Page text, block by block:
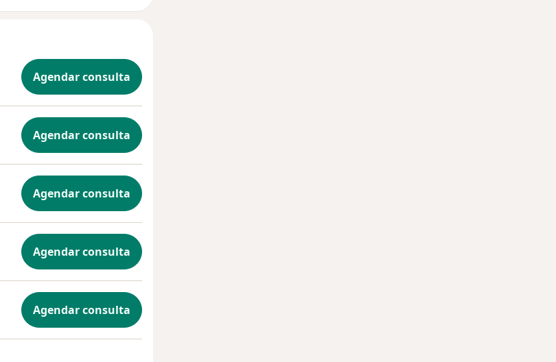
Agendar consulta
Agendar consulta
Agendar consulta
Agendar consulta
Agendar consulta